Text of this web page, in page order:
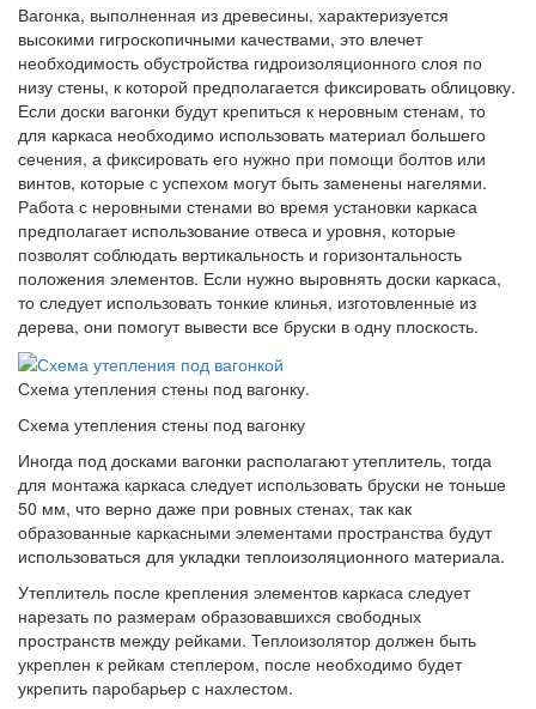
Вагонка, выполненная из древесины, характеризуется
высокими гигроскопичными качествами, это влечет
необходимость обустройства гидроизоляционного слоя по
низу стены, к которой предполагается фиксировать облицовку.
Если доски вагонки будут крепиться к неровным стенам, то
для каркаса необходимо использовать материал большего
сечения, а фиксировать его нужно при помощи болтов или
винтов, которые с успехом могут быть заменены нагелями.
Работа с неровными стенами во время установки каркаса
предполагает использование отвеса и уровня, которые
позволят соблюдать вертикальность и горизонтальность
положения элементов. Если нужно выровнять доски каркаса,
то следует использовать тонкие клинья, изготовленные из
дерева, они помогут вывести все бруски в одну плоскость.
Схема утепления стены под вагонку.
Схема утепления стены под вагонку
Иногда под досками вагонки располагают утеплитель, тогда
для монтажа каркаса следует использовать бруски не тоньше
50 мм, что верно даже при ровных стенах, так как
образованные каркасными элементами пространства будут
использоваться для укладки теплоизоляционного материала.
Утеплитель после крепления элементов каркаса следует
нарезать по размерам образовавшихся свободных
пространств между рейками. Теплоизолятор должен быть
укреплен к рейкам степлером, после необходимо будет
укрепить паробарьер с нахлестом.